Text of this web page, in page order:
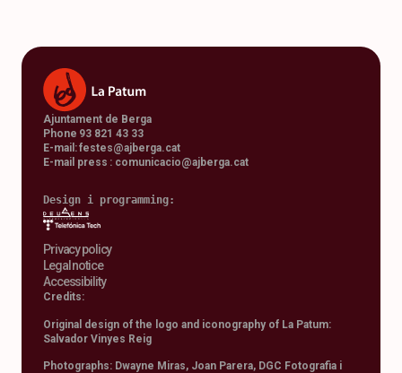
Ajuntament de Berga
Phone 93 821 43 33
E-mail:festes@ajberga.cat
E-mail press : comunicacio@ajberga.cat
Design i programming:
Privacy policy
Legal notice
Accessibility
Credits:
Original design of the logo and iconography of La Patum:
Salvador Vinyes Reig
Photographs: Dwayne Miras, Joan Parera, DGC Fotografia i